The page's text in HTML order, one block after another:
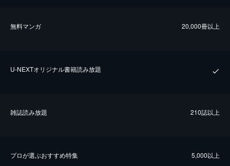
無料マンガ 20,000冊以上
U-NEXTオリジナル書籍読み放題
雑誌読み放題 210誌以上
プロが選ぶおすすめ特集 5,000以上